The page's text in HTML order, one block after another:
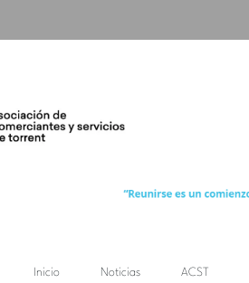
Inicio Noticias ACST